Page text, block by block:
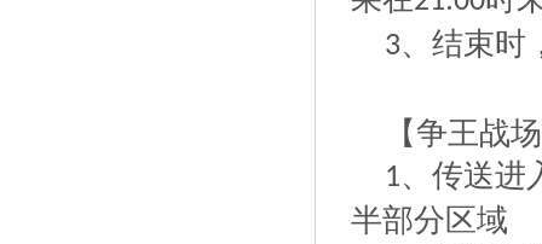
3、结束时
【争王战
1、传送进
半部分区域